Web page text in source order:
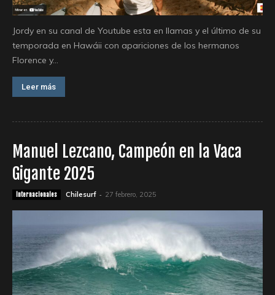
Jordy en su canal de Youtube esta en llamas y el último de su
temporada en Hawáii con apariciones de los hermanos
Florence y...
Leer más
Manuel Lezcano, Campeón en la Vaca
Gigante 2025
Internacionales Chilesurf - 27 febrero, 2025